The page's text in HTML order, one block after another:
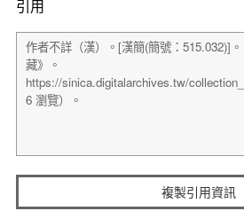
引用
複製引用資訊